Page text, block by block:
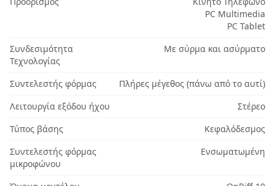
PC Multimedia
PC Tablet
Συνδεσιμότητα
Τεχνολογίας
Με σύρμα και ασύρματο
Συντελεστής φόρμας
Πλήρες μέγεθος (πάνω από το αυτί)
Λειτουργία εξόδου ήχου
Στέρεο
Τύπος βάσης
Κεφαλόδεσμος
Συντελεστής φόρμας
μικροφώνου
Ενσωματωμένη